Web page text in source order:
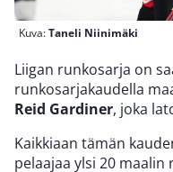
Kuva:Taneli Niinimäki
Liigan runkosarja on
runkosarjakaudella
Reid Gardiner, joka
Kaikkiaan tämän
pelaajaa ylsi 20